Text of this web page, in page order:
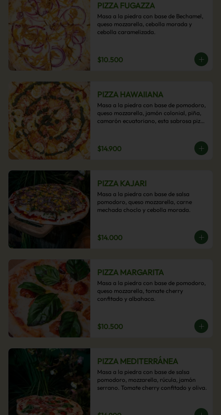
PIZZA FUGAZZA
Masa a la piedra con base de Bechamel,
queso mozzarella, cebolla morada y
cebolla caramelizada.
$10.500
PIZZA HAWAIIANA
Masa a la piedra con base de pomodoro,
queso mozzarella, jamón colonial, piña,
camarón ecuatoriano, esta sabrosa pizza
$14.900
PIZZA KAJARI
Masa a la piedra con base de salsa
pomodoro, queso mozzarella, carne
mechada choclo y cebolla morada.
$14.000
PIZZA MARGARITA
Masa a la piedra con base de pomodoro,
queso mozzarella, tomate cherry
confitado y albahaca.
$10.500
PIZZA MEDITERRÁNEA
Masa a la piedra con base de salsa
pomodoro, mozzarella, rúcula, jamón
serrano. Tomate cherry confitado y oliva.